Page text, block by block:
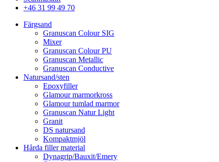
+46 31 99 49 70
Färgsand
Granuscan Colour SIG
Mixer
Granuscan Colour PU
Granuscan Metallic
Granuscan Conductive
Natursand/sten
Epoxyfiller
Glamour marmorkross
Glamour tumlad marmor
Granuscan Natur Light
Granit
DS natursand
Kompaktmjöl
Hårda filler material
Dynagrip/Bauxit/Emery